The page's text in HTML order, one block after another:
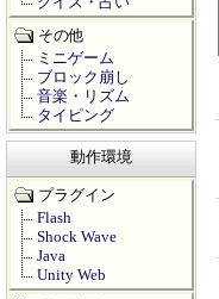
その他
ミニゲーム
ブロック崩し
音楽・リズム
タイピング
動作環境
プラグイン
Flash
Shock Wave
Java
Unity Web